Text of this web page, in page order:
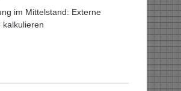
im Mittelstand: Externe
kalkulieren